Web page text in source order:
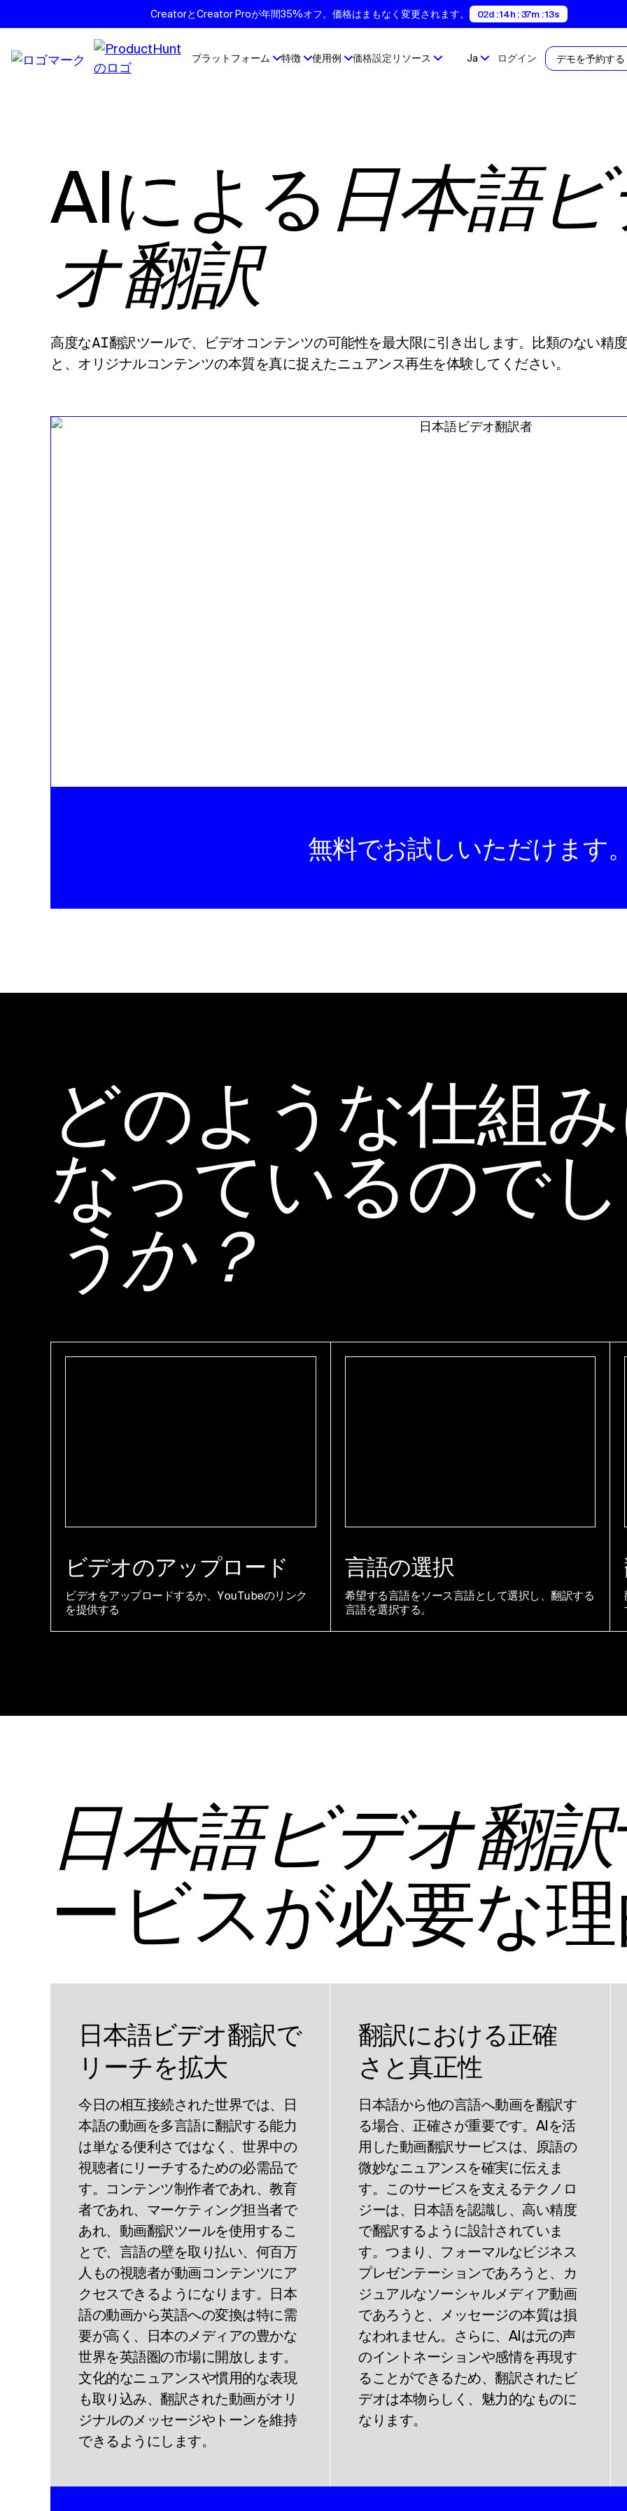
CreatorとCreator Proが年間35%オフ。価格はまもなく変更されます。 02d : 14h : 37m : 12s
プラットフォーム 特徴 使用例 価格設定 リソース Ja ログイン デモを予約する
AIによる 日本語
オ翻訳
高度なAI翻訳ツールで、ビデオコンテンツの可能性を最大限に引き出します。比類のない精
と、オリジナルコンテンツの本質を真に捉えたニュアンス再生を体験してください。
無料でお試しいただけます
どのような仕組
なっているので
うか？
ビデオのアップロード
ビデオをアップロードするか、YouTubeのリンク
を提供する
言語の選択
希望する言語をソース言語として選択し、翻訳する
言語を選択する。
日本語ビデオ翻訳
ービスが必要な
日本語ビデオ翻訳で
リーチを拡大
今日の相互接続された世界では、日
本語の動画を多言語に翻訳する能力
は単なる便利さではなく、世界中の
視聴者にリーチするための必需品で
す。コンテンツ制作者であれ、教育
者であれ、マーケティング担当者で
あれ、動画翻訳ツールを使用するこ
とで、言語の壁を取り払い、何百万
人もの視聴者が動画コンテンツにア
クセスできるようになります。日本
語の動画から英語への変換は特に需
要が高く、日本のメディアの豊かな
世界を英語圏の市場に開放します。
文化的なニュアンスや慣用的な表現
も取り込み、翻訳された動画がオリ
ジナルのメッセージやトーンを維持
できるようにします。
翻訳における正確
さと真正性
日本語から他の言語へ動画を翻訳す
る場合、正確さが重要です。AIを活
用した動画翻訳サービスは、原語の
微妙なニュアンスを確実に伝えま
す。このサービスを支えるテクノロ
ジーは、日本語を認識し、高い精度
で翻訳するように設計されていま
す。つまり、フォーマルなビジネス
プレゼンテーションであろうと、カ
ジュアルなソーシャルメディア動画
であろうと、メッセージの本質は損
なわれません。さらに、AIは元の声
のイントネーションや感情を再現す
ることができるため、翻訳されたビ
デオは本物らしく、魅力的なものに
なります。